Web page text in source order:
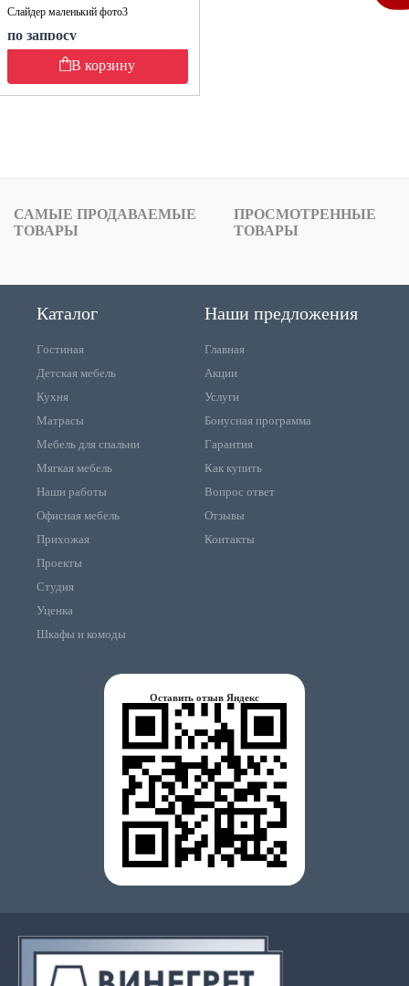
Слайдер маленький фото3
по запросу
В корзину
САМЫЕ ПРОДАВАЕМЫЕ
ТОВАРЫ
ПРОСМОТРЕННЫЕ
ТОВАРЫ
Каталог
Гостиная
Детская мебель
Кухня
Матрасы
Мебель для спальни
Мягкая мебель
Наши работы
Офисная мебель
Прихожая
Проекты
Студия
Уценка
Шкафы и комоды
Наши предложения
Главная
Акции
Услуги
Бонусная программа
Гарантия
Как купить
Вопрос ответ
Отзывы
Контакты
Оставить отзыв Яндекс